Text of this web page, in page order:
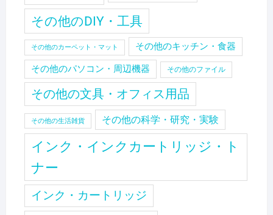
その他のDIY・工具
その他のカーペット・マット その他のキッチン・食器
その他のパソコン・周辺機器 その他のファイル
その他の文具・オフィス用品
その他の生活雑貨 その他の科学・研究・実験
インク・インクカートリッジ・ト
ナー
インク・カートリッジ